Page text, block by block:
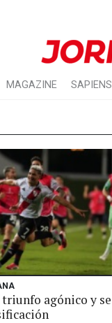
MAGAZINE SAPIENS
agónico y se